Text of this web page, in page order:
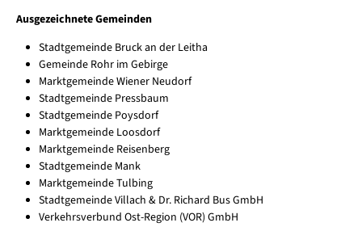
Ausgezeichnete Gemeinden
Stadtgemeinde Bruck an der Leitha
Gemeinde Rohr im Gebirge
Marktgemeinde Wiener Neudorf
Stadtgemeinde Pressbaum
Stadtgemeinde Poysdorf
Marktgemeinde Loosdorf
Marktgemeinde Reisenberg
Stadtgemeinde Mank
Marktgemeinde Tulbing
Stadtgemeinde Villach & Dr. Richard Bus GmbH
Verkehrsverbund Ost-Region (VOR) GmbH